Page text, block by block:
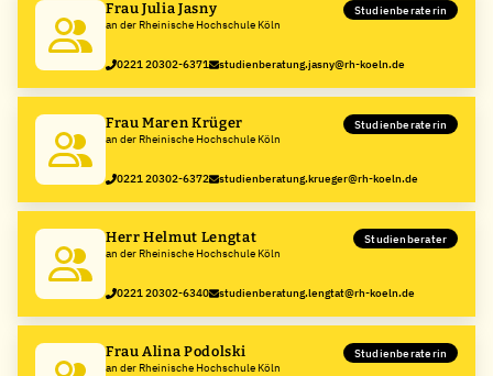
Frau Julia Jasny
an der Rheinische Hochschule Köln
Studienberaterin
0221 20302-6371 studienberatung.jasny@rh-koeln.de
Frau Maren Krüger
an der Rheinische Hochschule Köln
Studienberaterin
0221 20302-6372 studienberatung.krueger@rh-koeln.de
Herr Helmut Lengtat
an der Rheinische Hochschule Köln
Studienberater
0221 20302-6340 studienberatung.lengtat@rh-koeln.de
Frau Alina Podolski
an der Rheinische Hochschule Köln
Studienberaterin